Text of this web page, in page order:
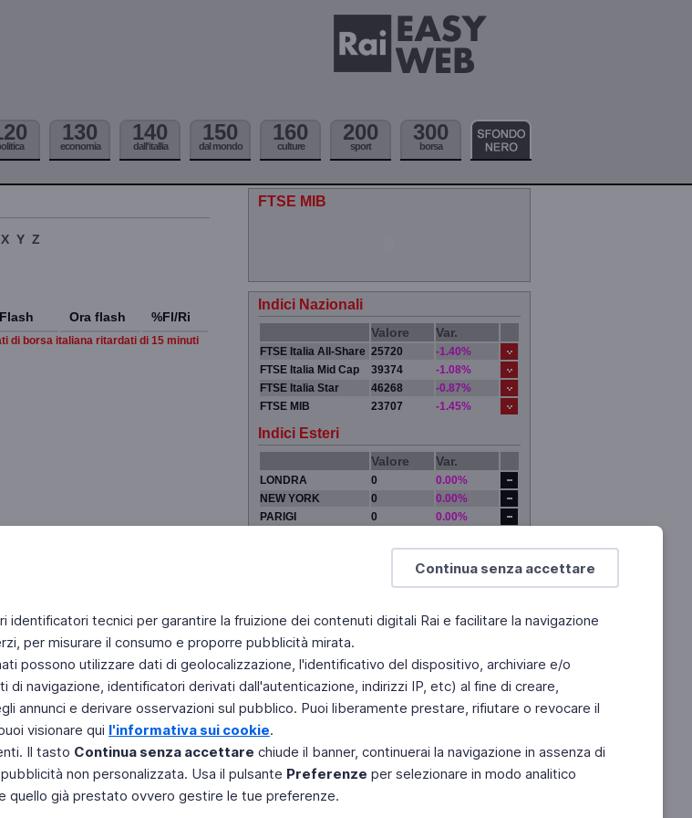
Continua senza accettare
tecnici per garantire la fruizione dei contenuti digitali Rai e facilitare la navigazione
per misurare il consumo e proporre pubblicità mirata.
possono utilizzare dati di geolocalizzazione, l'identificativo del dispositivo, archiviare e/o
navigazione, identificatori derivati dall'autenticazione, indirizzi IP, etc) al fine di creare,
annunci e derivare osservazioni sul pubblico. Puoi liberamente prestare, rifiutare o revocare il
visionare qui l'informativa sui cookie.
Il tasto Continua senza accettare chiude il banner, continuerai la navigazione in assenza di
non personalizzata. Usa il pulsante Preferenze per selezionare in modo analitico
quello già prestato ovvero gestire le tue preferenze.
130
economia
140
dall'itallia
150
dal mondo
160
culture
200
sport
300
borsa
X Y Z
Flash Ora flash %Fl/Ri
di borsa italiana ritardati di 15 minuti
FTSE MIB
Indici Nazionali
Valore Var.
FTSE Italia All-Share 25720
-1.40%
FTSE Italia Mid Cap
39374
-1.08%
FTSE Italia Star
46268
-0.87%
FTSE MIB
23707 -1.45%
Indici Esteri
Valore Var.
LONDRA 0
0.00%
NEW YORK
0
0.00%
PARIGI
0
0.00%
tua Home Page Chi Siamo
© 2011 Rai - Tutti i diritti riservati
by RAI - Reti e Piattaforme